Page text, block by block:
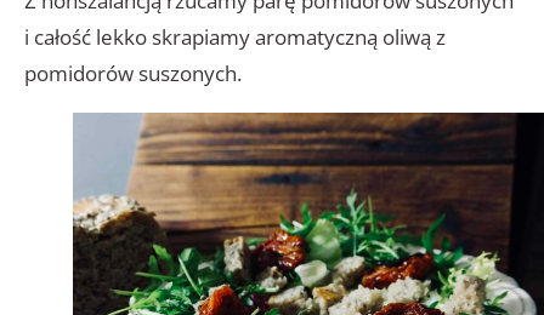
i całość lekko skrapiamy aromatyczną oliwą z
pomidorów suszonych.